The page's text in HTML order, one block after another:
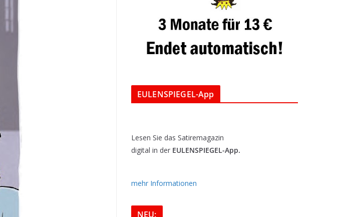
EULENSPIEGEL-App
Lesen Sie das Satiremagazin
digital in der EULENSPIEGEL-App.
mehr Informationen
NEU: